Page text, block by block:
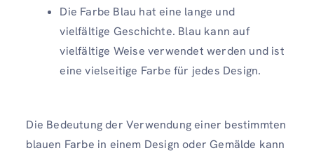
Die Farbe Blau hat eine lange und
vielfältige Geschichte. Blau kann auf
vielfältige Weise verwendet werden und ist
eine vielseitige Farbe für jedes Design.
Die Bedeutung der Verwendung einer bestimmten
blauen Farbe in einem Design oder Gemälde kann